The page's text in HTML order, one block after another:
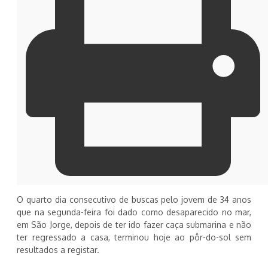
O quarto dia consecutivo de buscas pelo jovem de 34 anos
que na segunda-feira foi dado como desaparecido no mar,
em São Jorge, depois de ter ido fazer caça submarina e não
ter regressado a casa, terminou hoje ao pôr-do-sol sem
resultados a registar.